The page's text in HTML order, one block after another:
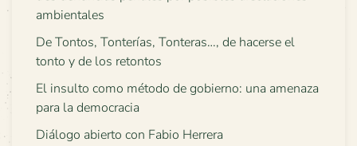
ambientales
De Tontos, Tonterías, Tonteras…, de hacerse el
tonto y de los retontos
El insulto como método de gobierno: una amenaza
para la democracia
Diálogo abierto con Fabio Herrera